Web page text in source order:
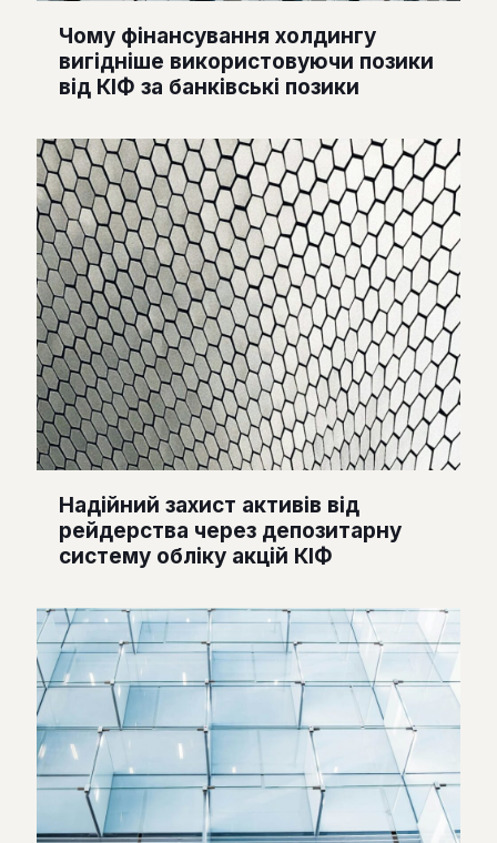
Чому фінансування холдингу
вигідніше використовуючи позики
від КІФ за банківські позики
Надійний захист активів від
рейдерства через депозитарну
систему обліку акцій КІФ